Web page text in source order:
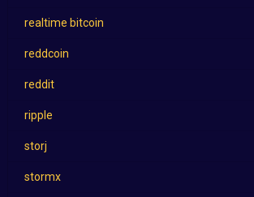
realtime bitcoin
reddcoin
reddit
ripple
storj
stormx